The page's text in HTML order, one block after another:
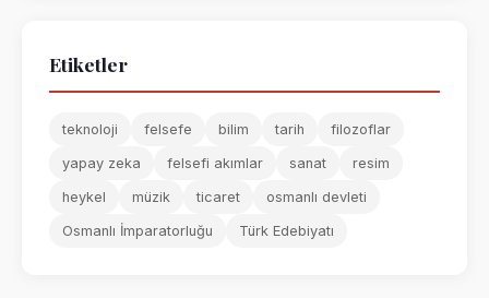
Etiketler
teknoloji felsefe bilim tarih filozoflar
yapay zeka felsefi akımlar sanat resim
heykel müzik ticaret osmanlı devleti
Osmanlı İmparatorluğu Türk Edebiyatı